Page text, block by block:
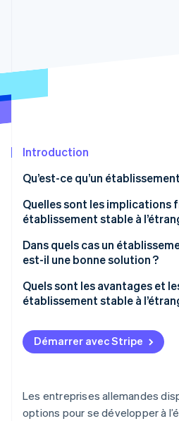
Climate
Vérification de l'identité
Découvrez comment Stripe
Regarder la vidéo
Introduction
Qu’est-ce qu’un
Quelles sont les implications
établissement stable à
Double imposition
Dans quels cas un
est-il une bonne solution ?
Établissements stables liés à
spécifiques
Proximité avec des
Projets de recherche et
Quels sont les avantages et
établissement stable à
Avantages
Inconvénients
Démarrer avec Stripe
Les entreprises allemandes
options pour se développer à